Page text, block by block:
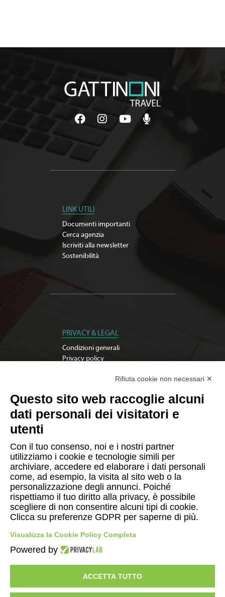
LINK UTILI
Documenti importanti
Cerca agenzia
Iscriviti alla newsletter
Sostenibilità
PRIVACY & LEGAL
Condizioni generali
Privacy policy
ASSISTENZA
Servizio clienti online
© Copyright 2026 Gattinoni Travel Network s.r.l.
210328029UNIPOL SAI
Rifiuta cookie non necessari ✕
Questo sito web raccoglie alcuni
dati personali dei visitatori e
utenti
Con il tuo consenso, noi e i nostri partner
utilizziamo i cookie e tecnologie simili per
archiviare, accedere ed elaborare i dati personali
come, ad esempio, la visita al sito web o la
personalizzazione degli annunci. Poiché
rispettiamo il tuo diritto alla privacy, è possibile
scegliere di non consentire alcuni tipi di cookie.
Clicca su preferenze GDPR per saperne di più.
Visualizza la Cookie Policy Completa
Powered by
ACCETTA TUTTO